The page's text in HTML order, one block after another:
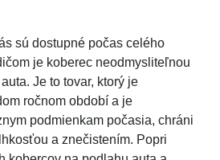
sú dostupné počas celého
je koberec neodmysliteľnou
Je to tovar, ktorý je
ročnom období a je
podmienkam počasia, chráni
a znečistením. Popri